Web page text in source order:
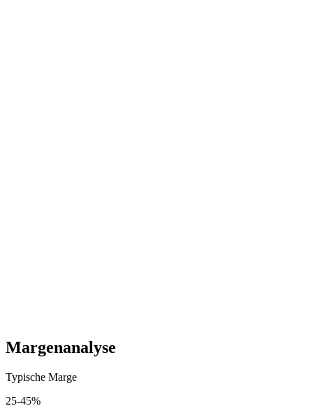
Margenanalyse
Typische Marge
25-45%